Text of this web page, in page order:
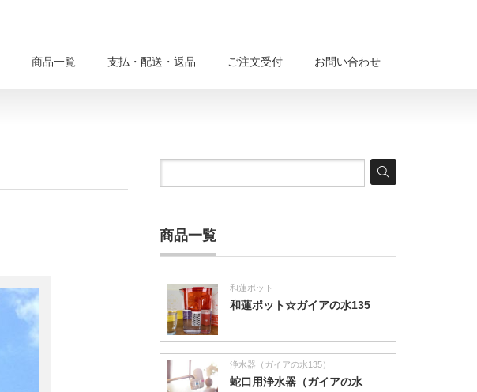
商品一覧 支払・配送・返品 ご注文受付 お問い合わせ
商品一覧
和蓮ポット
和蓮ポット☆ガイアの水135
浄水器（ガイアの水135）
蛇口用浄水器（ガイアの水